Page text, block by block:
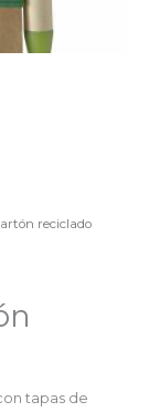
reciclado
tapas de